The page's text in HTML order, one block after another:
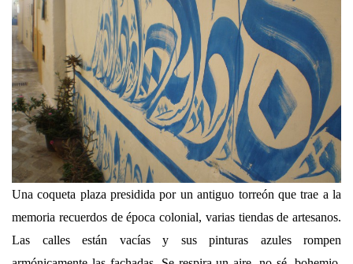
Una coqueta plaza presidida por un antiguo torreón que trae a la
memoria recuerdos de época colonial, varias tiendas de artesanos.
Las calles están vacías y sus pinturas azules rompen